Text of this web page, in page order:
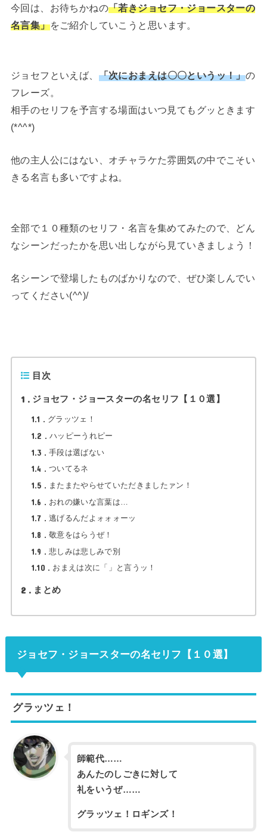
今回は、お待ちかねの「若きジョセフ・ジョースターの
名言集」をご紹介していこうと思います。
ジョセフといえば、 「次におまえは〇〇というッ！」の
フレーズ。
相手のセリフを予言する場面はいつ見てもグッときます
(*^^*)
他の主人公にはない、オチャラケた雰囲気の中でこそい
きる名言も多いですよね。
全部で１０種類のセリフ・名言を集めてみたので、どん
なシーンだったかを思い出しながら見ていきましょう！
名シーンで登場したものばかりなので、ぜひ楽しんでい
ってください(^^)/
目次
1 ジョセフ・ジョースターの名セリフ【１０選】
1.1 グラッツェ！
1.2 ハッピーうれピー
1.3 手段は選ばない
1.4 ついてるネ
1.5 またまたやらせていただきましたァン！
1.6 おれの嫌いな言葉は…
1.7 逃げるんだよォォォーッ
1.8 敬意をはらうぜ！
1.9 悲しみは悲しみで別
1.10 おまえは次に「」と言うッ！
2 まとめ
ジョセフ・ジョースターの名セリフ【１０選】
グラッツェ！
師範代……
あんたのしごきに対して
礼をいうぜ……
グラッツェ！ロギンズ！